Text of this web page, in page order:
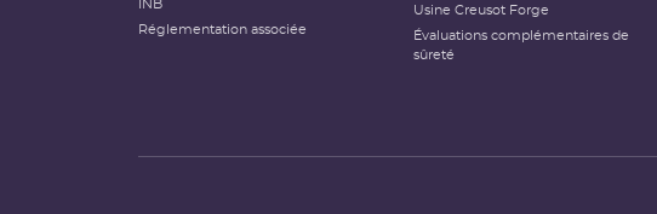
INB
Réglementation associée
Usine Creusot Forge
Évaluations complémentaires de
sûreté